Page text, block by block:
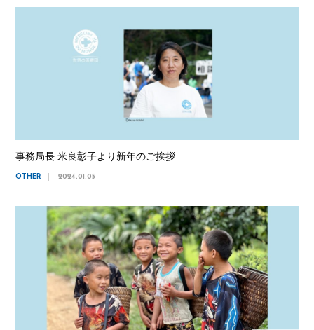
事務局長 米良彰子より新年のご挨拶
OTHER 2024.01.05